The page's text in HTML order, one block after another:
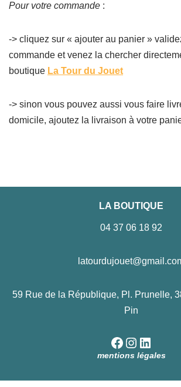
Pour votre commande :
-> cliquez sur « ajouter au panier »
commande et venez la chercher
boutique La Tour du Jouet
-> sinon vous pouvez aussi vous faire
domicile, ajoutez la livraison à votre
LA BOUTIQUE
04 37 06 18 92
59 Rue de la République, Pl. Prunelle,
Pin
mentions légales